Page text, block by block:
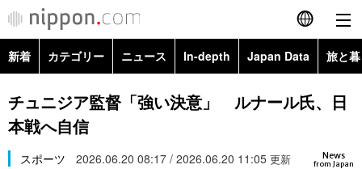
English
简体字
カテゴリー
新着 カテゴリー ニュース In-depth Japan Data 旅と
政治・外交
経済・ビジネス
Topics
チュニジア監督「強い決意」 ルナール氏、日
本戦へ自信
News
from Japan
スポーツ 2026.06.20 08:17 / 2026.06.20 11:05 更新